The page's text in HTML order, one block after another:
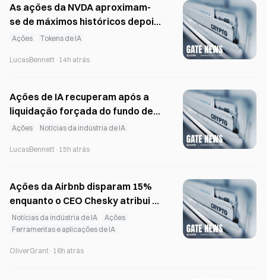
As ações da NVDA aproximam-
se de máximos históricos depois
de a Firmus, apoiada pela Nvidia,
Ações Tokens de IA
LucasBennett · 14h atrás
Ações de IA recuperam após a
liquidação forçada do fundo de
cobertura Situational
Ações Notícias da indústria de IA
LucasBennett · 15h atrás
Ações da Airbnb disparam 15%
enquanto o CEO Chesky atribui à
IA a aceleração do crescimento
Notícias da indústria de IA
Ações
Ferramentas e aplicações de IA
OliverGrant · 16h atrás